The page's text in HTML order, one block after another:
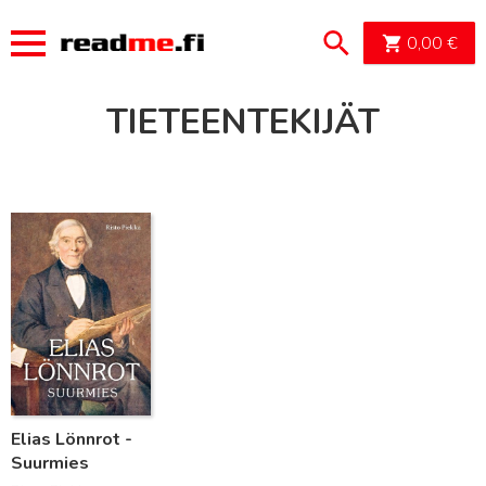
0,00 €
TIETEENTEKIJÄT
Elias Lönnrot -
Suurmies
Lue lisää